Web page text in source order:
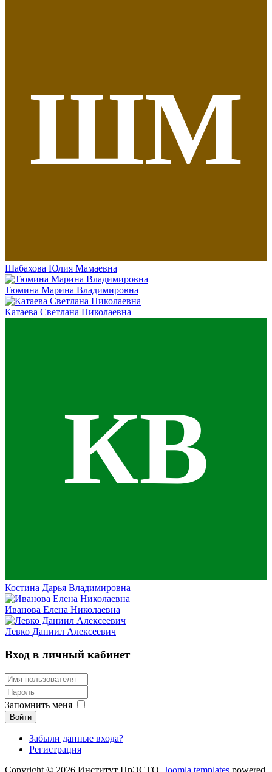
ШМ
Шабахова Юлия Мамаевна
Тюмина Марина Владимировна
Катаева Светлана Николаевна
КВ
Костина Дарья Владимировна
Иванова Елена Николаевна
Левко Даниил Алексеевич
Вход в личный кабинет
Запомнить меня
Войти
Забыли данные входа?
Регистрация
Copyright © 2026 Институт ПрЭСТО.
Joomla templates powered